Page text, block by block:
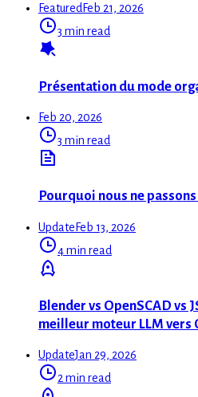
Featured Feb 21, 2026
3 min read
Présentation du mode
Feb 20, 2026
3 min read
Pourquoi nous ne passons
Update Feb 13, 2026
4 min read
Blender vs OpenSCAD vs
meilleur moteur LLM vers
UpdateJan 29, 2026
2 min read